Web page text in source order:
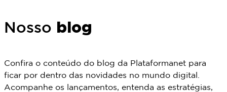
Nosso blog
Confira o conteúdo do blog da Plataformanet para
ficar por dentro das novidades no mundo digital.
Acompanhe os lançamentos, entenda as estratégias,